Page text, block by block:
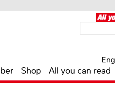
Shop All you can read